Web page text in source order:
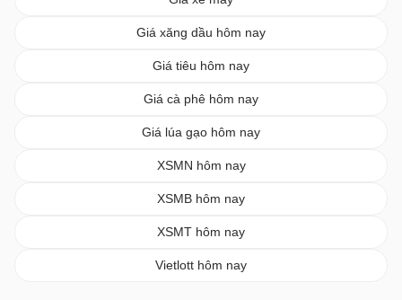
Giá xăng dầu hôm nay
Giá tiêu hôm nay
Giá cà phê hôm nay
Giá lúa gạo hôm nay
XSMN hôm nay
XSMB hôm nay
XSMT hôm nay
Vietlott hôm nay